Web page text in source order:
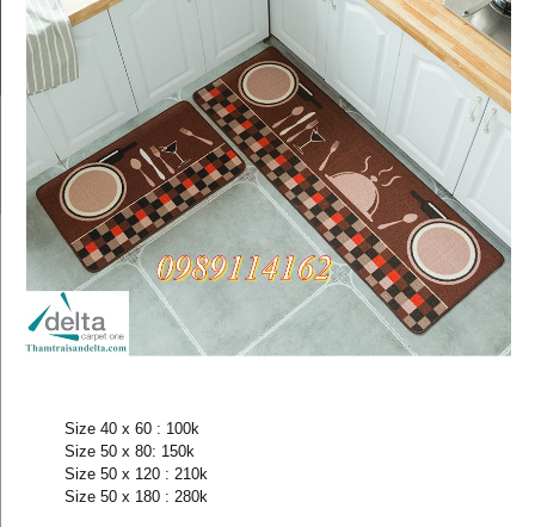
Size 40 x 60 : 100k
Size 50 x 80: 150k
Size 50 x 120 : 210k
Size 50 x 180 : 280k